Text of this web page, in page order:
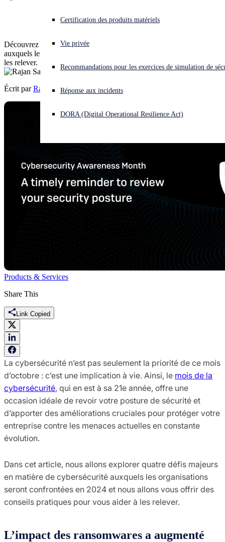
Vous subissez une cyberattaque ? Obtenez une aide immédiate.
Open search
Français Open language switcher
Certification des produits matériels
Vie privée
Recommandations pour les exercices de simulation de
Réponse aux incidents
DORA (Digital Operational Resilience Act)
de sécurité
Découvrez quatre défis majeurs en matière de cybersécurité
auxquels les organisations seront confrontées en 2024 et comment
les relever.
Écrit par Rajan Sanhotra
Products & Services
Share This
Link Copied
La cybersécurité n’est pas seulement la priorité de ce mois
d’octobre : c’est une implication à vie. Ainsi, le mois de la
cybersécurité, qui en est à sa 21e année, offre une
occasion idéale de revoir votre posture de sécurité et
d’apporter des améliorations cruciales pour protéger votre
entreprise contre les menaces actuelles en constante
évolution.
Dans cet article, nous allons explorer quatre défis majeurs
en matière de cybersécurité auxquels les organisations
seront confrontées en 2024 et nous allons vous offrir des
conseils pratiques pour vous aider à les relever.
L’impact des ransomwares a augmenté